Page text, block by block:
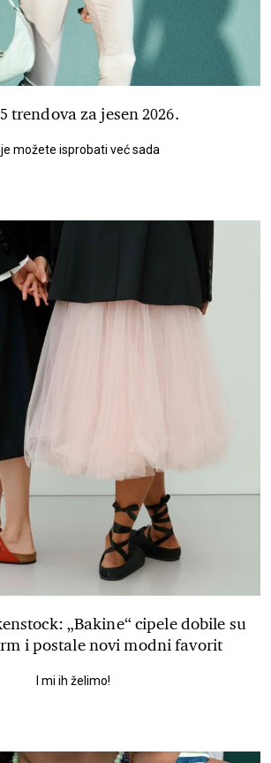
trendova za jesen 2026.
možete isprobati već sada
„Bakine“ cipele dobile su
i postale novi modni favorit
I mi ih želimo!